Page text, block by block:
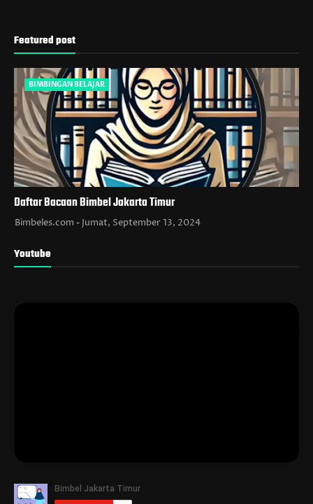
Featured post
BIMBINGAN BELAJAR
Daftar Bacaan Bimbel Jakarta Timur
Bimbeles.com Jumat, September 13, 2024
Youtube